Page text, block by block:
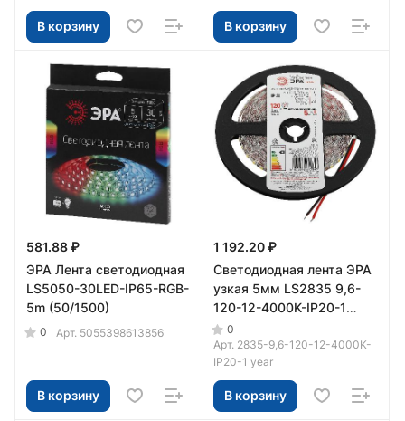
В корзину В корзину
581.88 ₽
ЭРА Лента светодиодная
LS5050-30LED-IP65-RGB-
5m (50/1500)
0 Арт. 5055398613856
В корзину
1 192.20 ₽
Светодиодная лента ЭРА
узкая 5мм LS2835 9,6-
120-12-4000K-IP20-1
year-5m нейтральный
белый свет
0
Арт. 2835-9,6-120-12-4000K-
IP20-1 year
В корзину